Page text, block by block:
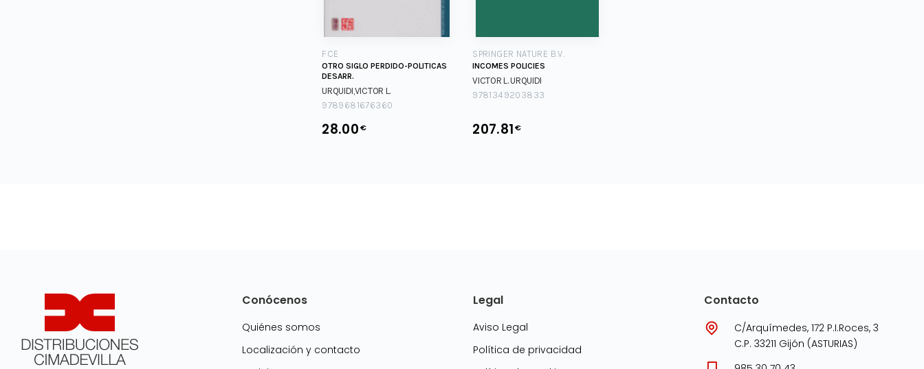
FCE
OTRO SIGLO PERDIDO-POLITICAS
DESARR.
URQUIDI,VICTOR L.
9789681676360
28.00€
SPRINGER NATURE B.V.
INCOMES POLICIES
VICTOR L. URQUIDI
9781349203833
207.81 €
Conócenos
Quiénes somos
Localización y contacto
Legal
Aviso Legal
Política de privacidad
Contacto
C/Arquímedes, 172 P.I.Roces, 3
C.P. 33211 Gijón (ASTURIAS)